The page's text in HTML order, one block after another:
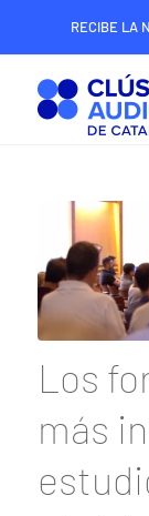
RECIBE LA
Los
más